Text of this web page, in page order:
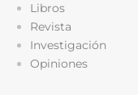
Libros
Revista
Investigación
Opiniones